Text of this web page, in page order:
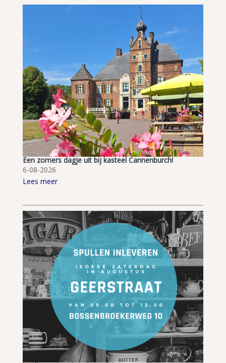
Een zomers dagje uit bij kasteel Cannenburch!
6-08-2026
Lees meer